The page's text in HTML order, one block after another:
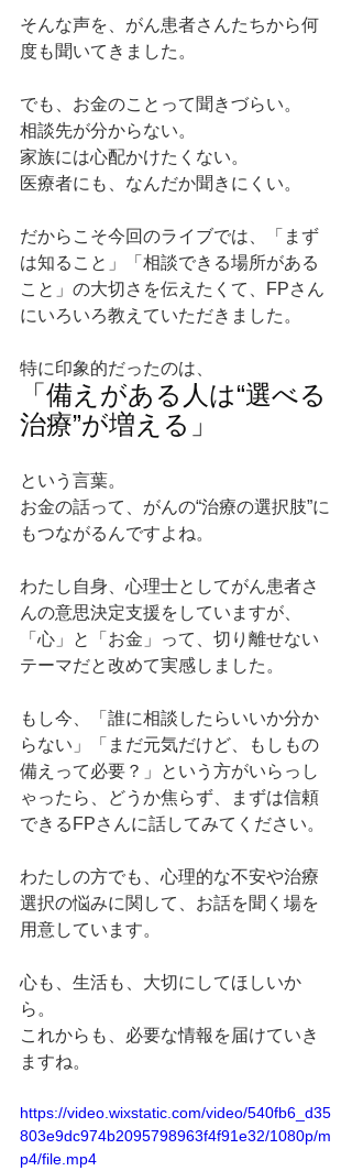
そんな声を、がん患者さんたちから何
度も聞いてきました。
でも、お金のことって聞きづらい。
相談先が分からない。
家族には心配かけたくない。
医療者にも、なんだか聞きにくい。
だからこそ今回のライブでは、「まず
は知ること」「相談できる場所がある
こと」の大切さを伝えたくて、FPさん
にいろいろ教えていただきました。
特に印象的だったのは、
「備えがある人は“選べる
治療”が増える」
という言葉。
お金の話って、がんの“治療の選択肢”に
もつながるんですよね。
わたし自身、心理士としてがん患者さ
んの意思決定支援をしていますが、
「心」と「お金」って、切り離せない
テーマだと改めて実感しました。
もし今、「誰に相談したらいいか分か
らない」「まだ元気だけど、もしもの
備えって必要？」という方がいらっし
ゃったら、どうか焦らず、まずは信頼
できるFPさんに話してみてください。
わたしの方でも、心理的な不安や治療
選択の悩みに関して、お話を聞く場を
用意しています。
心も、生活も、大切にしてほしいか
ら。
これからも、必要な情報を届けていき
ますね。
https://video.wixstatic.com/video/540fb6_d35
803e9dc974b2095798963f4f91e32/1080p/m
p4/file.mp4